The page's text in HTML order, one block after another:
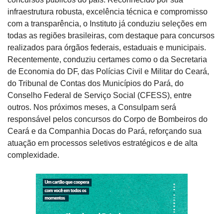
infraestrutura robusta, excelência técnica e compromisso
com a transparência, o Instituto já conduziu seleções em
todas as regiões brasileiras, com destaque para concursos
realizados para órgãos federais, estaduais e municipais.
Recentemente, conduziu certames como o da Secretaria
de Economia do DF, das Polícias Civil e Militar do Ceará,
do Tribunal de Contas dos Municípios do Pará, do
Conselho Federal de Serviço Social (CFESS), entre
outros. Nos próximos meses, a Consulpam será
responsável pelos concursos do Corpo de Bombeiros do
Ceará e da Companhia Docas do Pará, reforçando sua
atuação em processos seletivos estratégicos e de alta
complexidade.